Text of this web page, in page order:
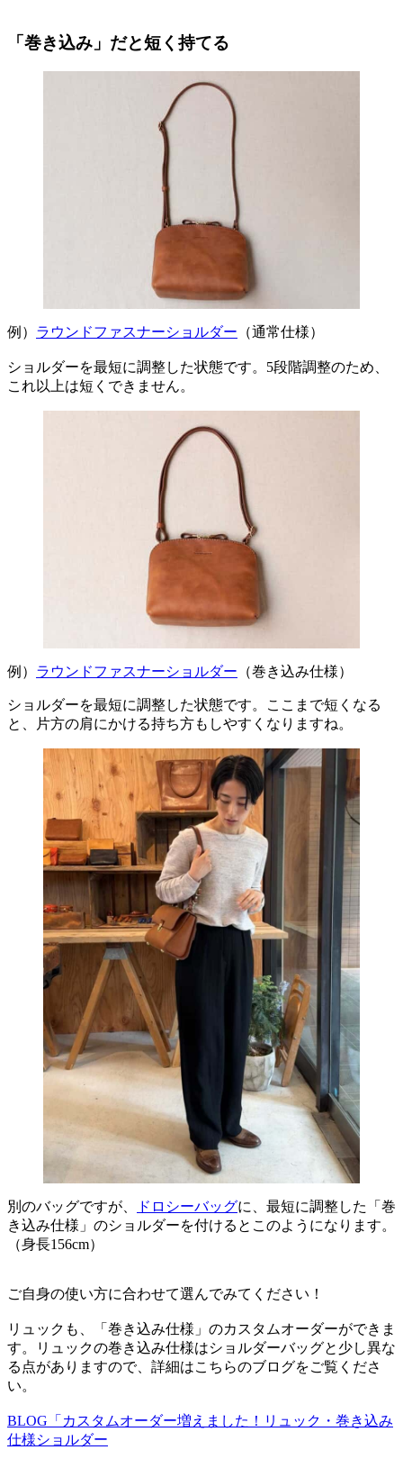
「巻き込み」だと短く持てる
例） ラウンドファスナーショルダー （通常仕様）
ショルダーを最短に調整した状態です。5段階調整のため、
これ以上は短くできません。
例） ラウンドファスナーショルダー （巻き込み仕様）
ショルダーを最短に調整した状態です。ここまで短くなる
と、片方の肩にかける持ち方もしやすくなりますね。
別のバッグですが、 ドロシーバッグに、最短に調整した「巻
き込み仕様」のショルダーを付けるとこのようになります。
（身長156cm）
ご自身の使い方に合わせて選んでみてください！
リュックも、「巻き込み仕様」のカスタムオーダーができま
す。リュックの巻き込み仕様はショルダーバッグと少し異な
る点がありますので、詳細はこちらのブログをご覧くださ
い。
BLOG「カスタムオーダー増えました！リュック・巻き込み
仕様ショルダー